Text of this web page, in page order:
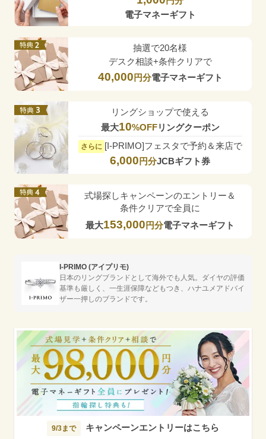
電子マネーギフト
抽選で20名様
デスク相談+条件クリアで
40,000 円分電子マネーギフト
リングショップで使える
最大10%OFFリングクーポン
さらに [I-PRIMO]フェスタで予約＆来店で
6,000 円分JCBギフト券
式場探しキャンペーンのエントリー＆
条件クリアで全員に
最大153,000 円分電子マネーギフト
I-PRIMO (アイプリモ)
日本のリングブランドとして海外でも人気。ダイヤの評価
基準も厳しく、一生涯保障などもつき、ハナユメアドバイ
ザー一押しのブランドです。
9/3まで キャンペーンエントリーはこちら